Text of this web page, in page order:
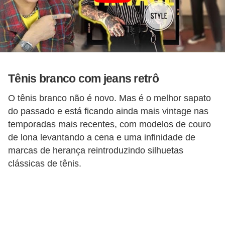
Tênis branco com jeans retrô
O tênis branco não é novo. Mas é o melhor sapato
do passado e está ficando ainda mais vintage nas
temporadas mais recentes, com modelos de couro
de lona levantando a cena e uma infinidade de
marcas de herança reintroduzindo silhuetas
clássicas de tênis.